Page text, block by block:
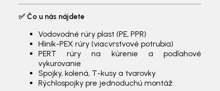
✅ Čo u nás nájdete
Vodovodné rúry plast (PE, PPR)
Hliník-PEX rúry (viacvrstvové potrubia)
PERT rúry na kúrenie a podlahové
vykurovanie
Spojky, kolená, T-kusy a tvarovky
Rýchlospojky pre jednoduchú montáž